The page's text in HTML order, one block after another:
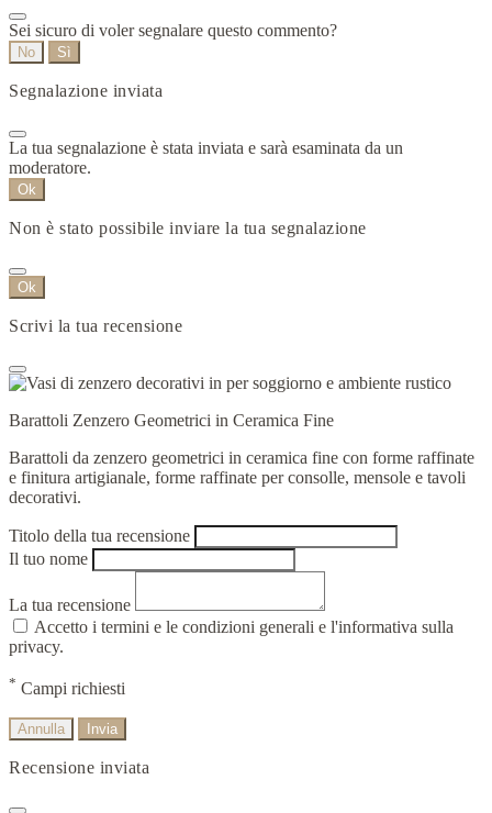
Sei sicuro di voler segnalare questo commento?
No Sì
Segnalazione inviata
La tua segnalazione è stata inviata e sarà esaminata da un
moderatore.
Ok
Non è stato possibile inviare la tua segnalazione
Ok
Scrivi la tua recensione
Barattoli Zenzero Geometrici in Ceramica Fine
Barattoli da zenzero geometrici in ceramica fine con forme raffinate
e finitura artigianale, forme raffinate per consolle, mensole e tavoli
decorativi.
Titolo della tua recensione
Il tuo nome
La tua recensione
Accetto i termini e le condizioni generali e l'informativa sulla
privacy.
* Campi richiesti
Annulla Invia
Recensione inviata